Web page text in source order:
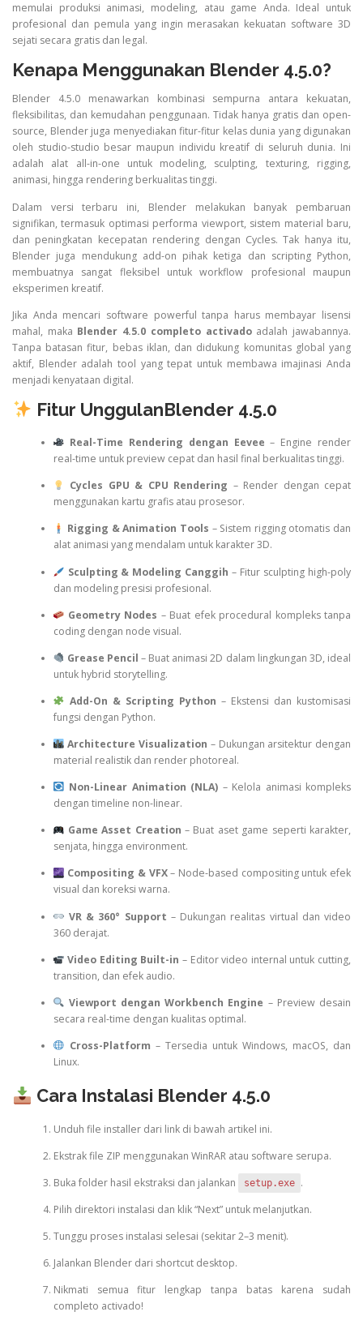
memulai produksi animasi, modeling, atau game Anda. Ideal untuk
profesional dan pemula yang ingin merasakan kekuatan software 3D
sejati secara gratis dan legal.
Kenapa Menggunakan Blender 4.5.0?
Blender 4.5.0 menawarkan kombinasi sempurna antara kekuatan,
fleksibilitas, dan kemudahan penggunaan. Tidak hanya gratis dan open-
source, Blender juga menyediakan fitur-fitur kelas dunia yang digunakan
oleh studio-studio besar maupun individu kreatif di seluruh dunia. Ini
adalah alat all-in-one untuk modeling, sculpting, texturing, rigging,
animasi, hingga rendering berkualitas tinggi.
Dalam versi terbaru ini, Blender melakukan banyak pembaruan
signifikan, termasuk optimasi performa viewport, sistem material baru,
dan peningkatan kecepatan rendering dengan Cycles. Tak hanya itu,
Blender juga mendukung add-on pihak ketiga dan scripting Python,
membuatnya sangat fleksibel untuk workflow profesional maupun
eksperimen kreatif.
Jika Anda mencari software powerful tanpa harus membayar lisensi
mahal, maka Blender 4.5.0 completo activadoadalah jawabannya.
Tanpa batasan fitur, bebas iklan, dan didukung komunitas global yang
aktif, Blender adalah tool yang tepat untuk membawa imajinasi Anda
menjadi kenyataan digital.
Fitur UnggulanBlender 4.5.0
Real-Time Rendering dengan Eevee – Engine render
real-time untuk preview cepat dan hasil final berkualitas tinggi.
Cycles GPU & CPU Rendering – Render dengan cepat
menggunakan kartu grafis atau prosesor.
Rigging & Animation Tools – Sistem rigging otomatis dan
alat animasi yang mendalam untuk karakter 3D.
Sculpting & Modeling Canggih – Fitur sculpting high-poly
dan modeling presisi profesional.
Geometry Nodes – Buat efek procedural kompleks tanpa
coding dengan node visual.
Grease Pencil – Buat animasi 2D dalam lingkungan 3D, ideal
untuk hybrid storytelling.
Add-On & Scripting Python – Ekstensi dan kustomisasi
fungsi dengan Python.
Architecture Visualization – Dukungan arsitektur dengan
material realistik dan render photoreal.
Non-Linear Animation (NLA) – Kelola animasi kompleks
dengan timeline non-linear.
Game Asset Creation – Buat aset game seperti karakter,
senjata, hingga environment.
Compositing & VFX– Node-based compositing untuk efek
visual dan koreksi warna.
VR & 360° Support – Dukungan realitas virtual dan video
360 derajat.
Video Editing Built-in – Editor video internal untuk cutting,
transition, dan efek audio.
Viewport dengan Workbench Engine – Preview desain
secara real-time dengan kualitas optimal.
Cross-Platform – Tersedia untuk Windows, macOS, dan
Linux.
Cara Instalasi Blender 4.5.0
Unduh file installer dari link di bawah artikel ini.
Ekstrak file ZIP menggunakan WinRAR atau software serupa.
Buka folder hasil ekstraksi dan jalankan
setup.exe .
Pilih direktori instalasi dan klik “Next” untuk melanjutkan.
Tunggu proses instalasi selesai (sekitar 2–3 menit).
Jalankan Blender dari shortcut desktop.
Nikmati semua fitur lengkap tanpa batas karena sudah
completo activado!